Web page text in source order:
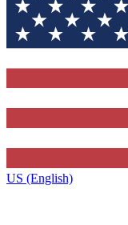
US (English)